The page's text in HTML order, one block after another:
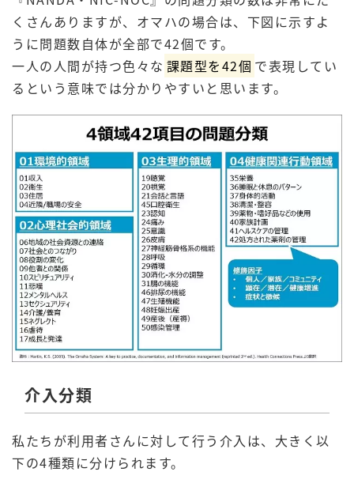
くさんありますが、オマハの場合は、下図に示すよ
うに問題数自体が全部で42個です。
一人の人間が持つ色々な 課題型を42個 で表現してい
るという意味では分かりやすいと思います。
介入分類
私たちが利用者さんに対して行う介入は、大きく以
下の4種類に分けられます。